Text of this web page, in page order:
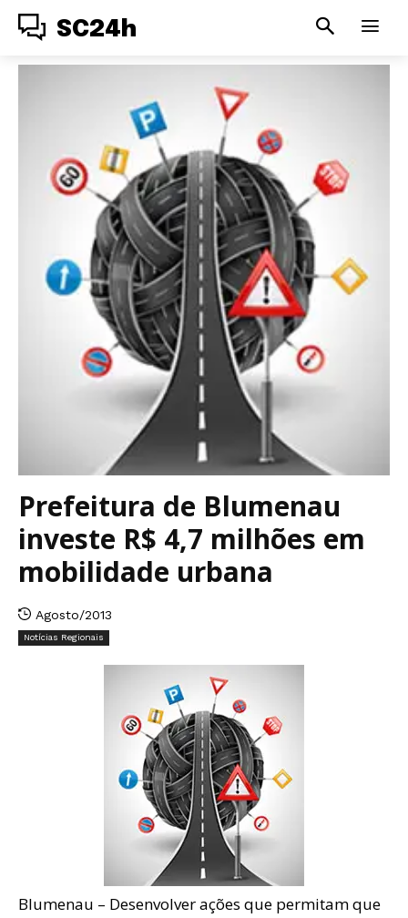
SC24h
Prefeitura de Blumenau
investe R$ 4,7 milhões em
mobilidade urbana
Agosto/2013
Notícias Regionais
Blumenau – Desenvolver ações que permitam que